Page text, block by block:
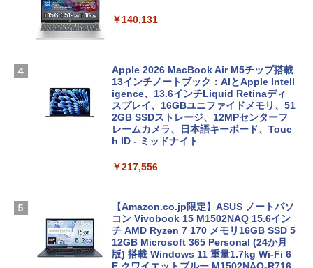
￥140,131
Apple 2026 MacBook Air M5チップ搭載
13インチノートブック：AIとApple Intell
igence、13.6インチLiquid Retinaディ
スプレイ、16GBユニファイドメモリ、51
2GB SSDストレージ、12MPセンターフ
レームカメラ、日本語キーボード、Touc
h ID - ミッドナイト
￥217,556
【Amazon.co.jp限定】ASUS ノートパソ
コン Vivobook 15 M1502NAQ 15.6イン
チ AMD Ryzen 7 170 メモリ16GB SSD 5
12GB Microsoft 365 Personal (24か月
版) 搭載 Windows 11 重量1.7kg Wi-Fi 6